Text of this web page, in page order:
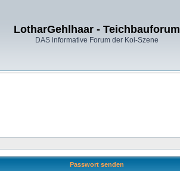
LotharGehlhaar - Teichbauforum
DAS informative Forum der Koi-Szene
Passwort senden